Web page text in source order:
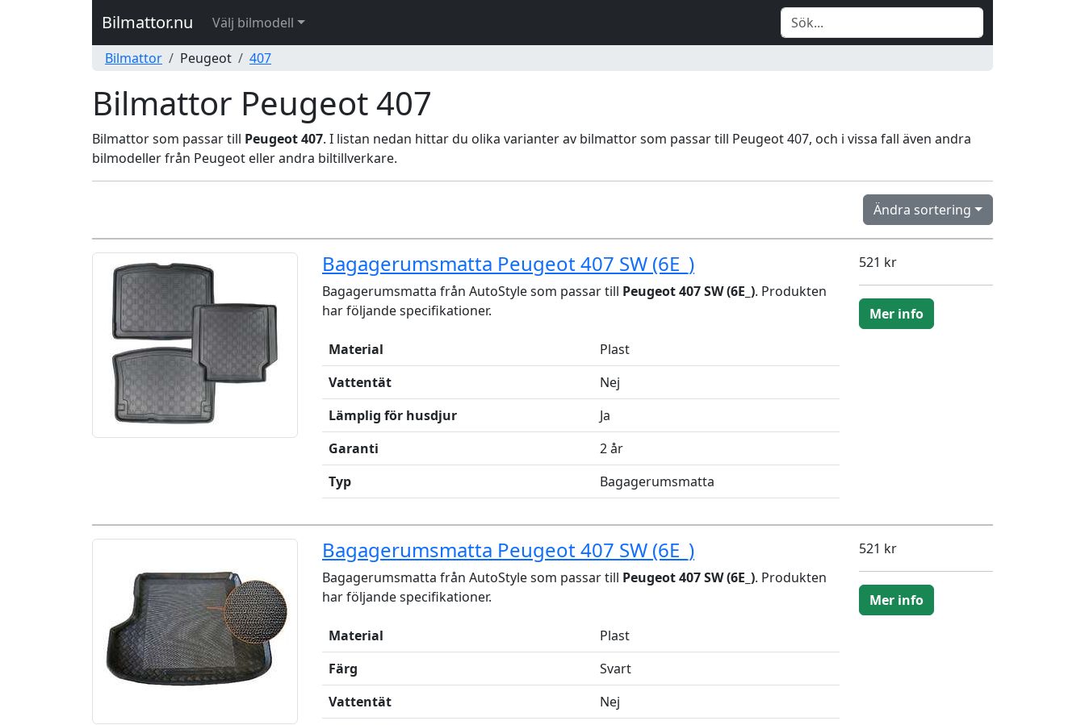
Bilmattor.nu
Välj bilmodell
Bilmattor
Peugeot 407
Bilmattor Peugeot 407
Bilmattor som passar till Peugeot 407. I listan nedan hittar du olika varianter av bilmattor som passar till Peugeot 407, och i vissa fall även andra
bilmodeller från Peugeot eller andra biltillverkare.
Ändra sortering
Bagagerumsmatta Peugeot 407 SW (6E_)
Bagagerumsmatta från AutoStyle som passar till Peugeot 407 SW (6E_). Produkten
har följande specifikationer.
Material
Plast
Vattentät
Nej
Lämplig för husdjur
Ja
Garanti
2 år
Typ
Bagagerumsmatta
521 kr
Mer info
Bagagerumsmatta Peugeot 407 SW (6E_)
Bagagerumsmatta från AutoStyle som passar till Peugeot 407 SW (6E_). Produkten
har följande specifikationer.
Material
Plast
Färg
Svart
Vattentät
Nej
521 kr
Mer info